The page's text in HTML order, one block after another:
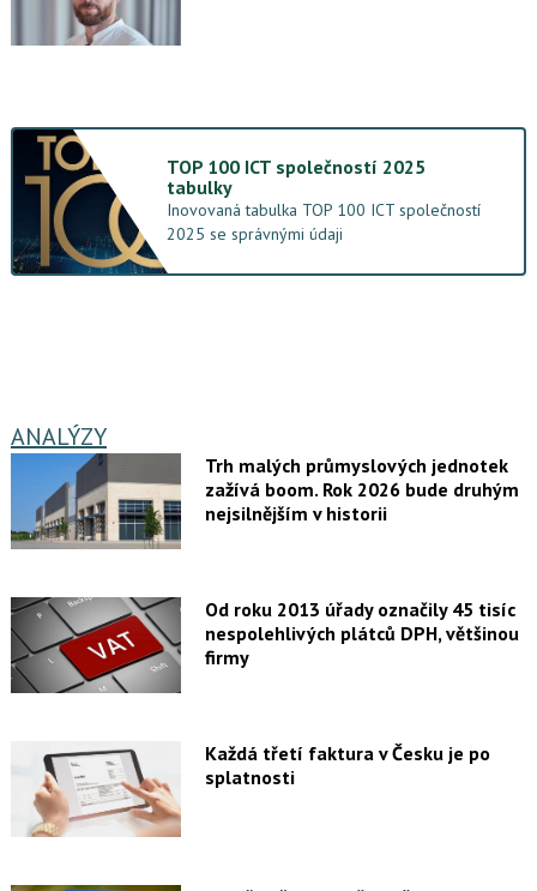
TOP 100 ICT společností 2025
tabulky
Inovovaná tabulka TOP 100 ICT společností
2025 se správnými údaji
ANALÝZY
Trh malých průmyslových jednotek
zažívá boom. Rok 2026 bude druhým
nejsilnějším v historii
Od roku 2013 úřady označily 45 tisíc
nespolehlivých plátců DPH, většinou
firmy
Každá třetí faktura v Česku je po
splatnosti